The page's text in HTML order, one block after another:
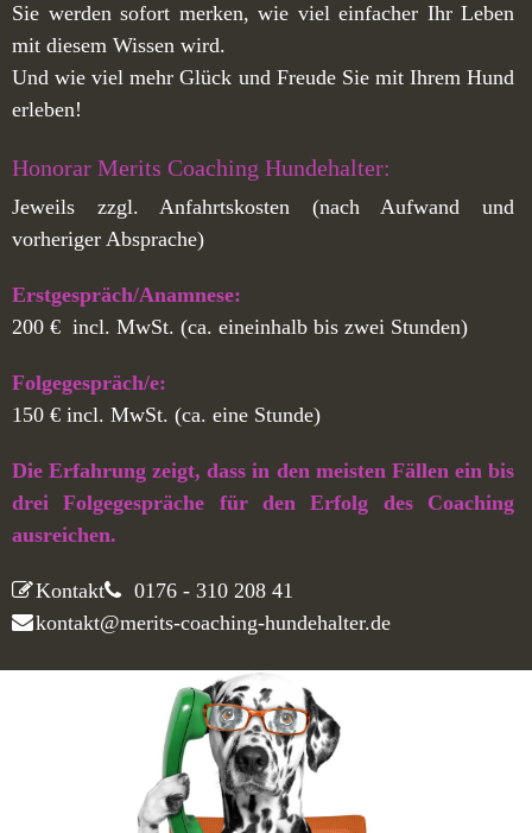
Sie werden sofort merken, wie viel einfacher Ihr Leben
mit diesem Wissen wird.
Und wie viel mehr Glück und Freude Sie mit Ihrem Hund
erleben!
Honorar Merits Coaching Hundehalter:
Jeweils zzgl. Anfahrtskosten (nach Aufwand und
vorheriger Absprache)
Erstgespräch/Anamnese:
200 € incl. MwSt. (ca. eineinhalb bis zwei Stunden)
Folgegespräch/e:
150 € incl. MwSt. (ca. eine Stunde)
Die Erfahrung zeigt, dass in den meisten Fällen ein bis
drei Folgegespräche für den Erfolg des Coaching
ausreichen.
Kontakt
0176 - 310 208 41
kontakt@merits-coaching-hundehalter.de